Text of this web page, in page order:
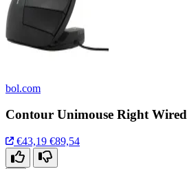
bol.com
Contour Unimouse Right
€43,19 €89,54